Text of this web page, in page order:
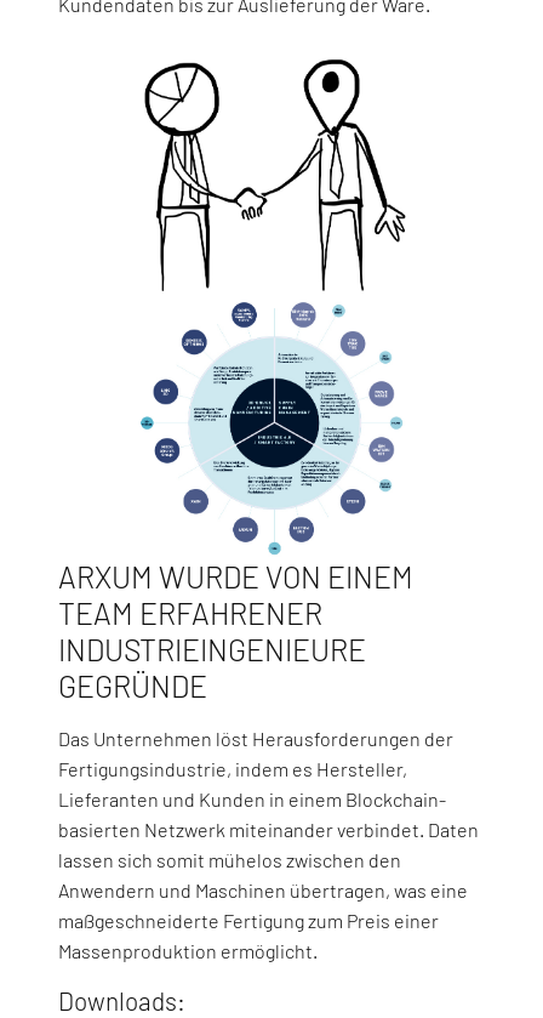
ARXUM WURDE VON EINEM
TEAM ERFAHRENER
INDUSTRIEINGENIEURE
GEGRÜNDE
Das Unternehmen löst Herausforderungen der
Fertigungsindustrie, indem es Hersteller,
Lieferanten und Kunden in einem Blockchain-
basierten Netzwerk miteinander verbindet. Daten
lassen sich somit mühelos zwischen den
Anwendern und Maschinen übertragen, was eine
maßgeschneiderte Fertigung zum Preis einer
Massenproduktion ermöglicht.
Downloads: